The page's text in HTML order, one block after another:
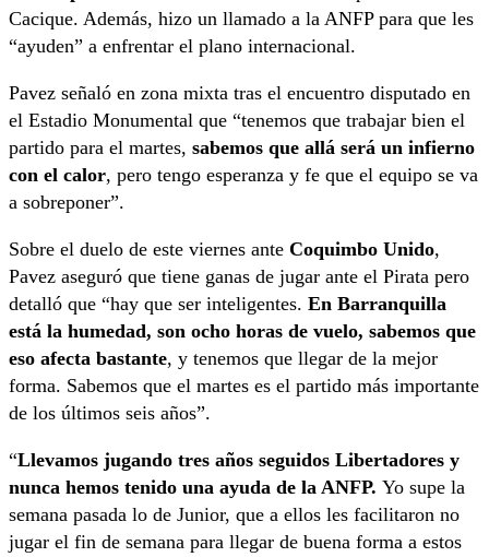
Cacique. Además, hizo un llamado a la ANFP para que les
“ayuden” a enfrentar el plano internacional.
Pavez señaló en zona mixta tras el encuentro disputado en
el Estadio Monumental que “tenemos que trabajar bien el
partido para el martes, sabemos que allá será un infierno
con el calor, pero tengo esperanza y fe que el equipo se va
a sobreponer”.
Sobre el duelo de este viernes ante Coquimbo Unido,
Pavez aseguró que tiene ganas de jugar ante el Pirata pero
detalló que “hay que ser inteligentes. En Barranquilla
está la humedad, son ocho horas de vuelo, sabemos que
eso afecta bastante, y tenemos que llegar de la mejor
forma. Sabemos que el martes es el partido más importante
de los últimos seis años”.
“Llevamos jugando tres años seguidos Libertadores y
nunca hemos tenido una ayuda de la ANFP. Yo supe la
semana pasada lo de Junior, que a ellos les facilitaron no
jugar el fin de semana para llegar de buena forma a estos